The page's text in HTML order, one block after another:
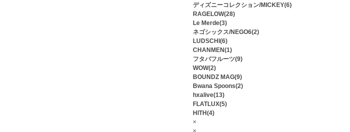
ディズニーコレクション/MICKEY(6)
RAGELOW(28)
Le Merde(3)
ネゴシックス/NEGO6(2)
LUDSCHI(6)
CHANMEN(1)
フタバフルーツ(9)
WOW(2)
BOUNDZ MAG(9)
Bwana Spoons(2)
hxalive(13)
FLATLUX(5)
HITH(4)
×